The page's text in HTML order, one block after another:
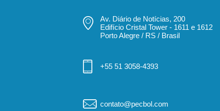
Av. Diário de Notícias, 200
Edifício Cristal Tower - 1611 e 1612
Porto Alegre / RS / Brasil
+55 51 3058-4393
contato@pecbol.com